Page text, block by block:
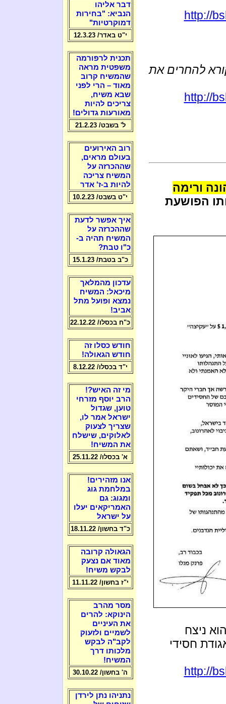
http://
להחרים את
http://
ורימה
הפושעת
ניצח
חסידי
http://
דבר אליהו
הנביא: "בחירות
דמוקרטיות"
י"ט באדר/ 12.3.23
תכנית לרפורמה
משפטית מראה
שהמשיח קרוב
מאוד – הרי לפני
שבא משיח,
צריכים להיות
מאורעות גדולים!
ל' בשבט/ 21.2.23
רוב האירועים
בעולם מראים,
שההכרזה על
המשיח צריכה
להיות ב-ז' אדר
י"ט בשבט/ 10.2.23
איך אפשר לדעת
שההכרזה על
המשיח תהיה ב-
כ"ו טבת?
כ"ב בטבת/ 15.1.23
עדכון מהמלאך
מיכאל: המשיח
נמצא ופועל מתל
אביב!
כ"ח בכסלו/ 22.12.22
חודש כסלו זה
חודש הגאולה!
י"ד בכסלו/ 8.12.22
מי זה האיש?!
הרב יוסף מזרחי
טוען, שגדול
ישראל אמר לו,
שצריך לצעוק
לאלוקים, שישלח
את המשיח!
א' בכסלו/ 25.11.22
אנו מזהירים!
במלחמת גוג
ומגוג: גם
האמריקאים יעלו
על ישראל
כ"ד בחשון/ 18.11.22
הגאולה קרובה
מאוד אם נצעק
לבקש משיח!
י"ז בחשון/ 11.11.22
מסר מהרב
הינוקא: להרים
את העיניים
לשמיים ולזעוק
לקב"ה לבקש
מלכותו דרך
המשיח!
ה' בחשון/ 30.10.22
נתניהו נתן לירדן